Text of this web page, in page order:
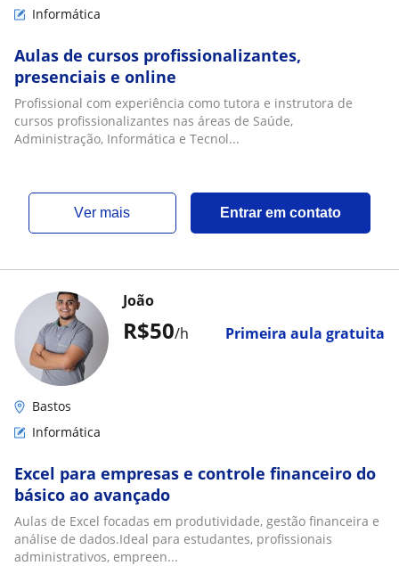
Informática
Aulas de cursos profissionalizantes,
presenciais e online
Profissional com experiência como tutora e instrutora de
cursos profissionalizantes nas áreas de Saúde,
Administração, Informática e Tecnol...
ver mais Entrar em contato
R$50/h Primeira aula gratuita
João
Bastos
Informática
Excel para empresas e controle financeiro do
básico ao avançado
Aulas de Excel focadas em produtividade, gestão financeira e
análise de dados.Ideal para estudantes, profissionais
administrativos, empreen...